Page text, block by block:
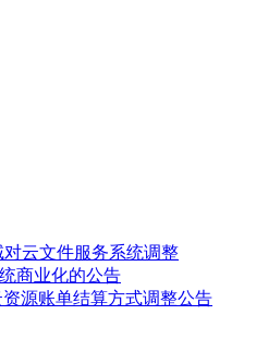
对云文件服务系统调整
商业化的公告
源账单结算方式调整公告